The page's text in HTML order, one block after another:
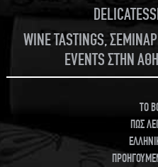
WINE TASTINGS,
EVENTS ΣΤΗΝ
TO
ΠΩΣ